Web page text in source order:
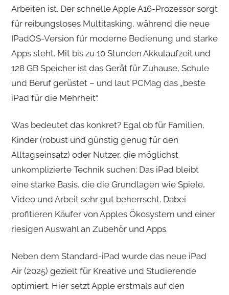
Arbeiten ist. Der schnelle Apple A16-Prozessor sorgt
für reibungsloses Multitasking, während die neue
IPadOS-Version für moderne Bedienung und starke
Apps steht. Mit bis zu 10 Stunden Akkulaufzeit und
128 GB Speicher ist das Gerät für Zuhause, Schule
und Beruf gerüstet – und laut PCMag das „beste
iPad für die Mehrheit“.​
Was bedeutet das konkret? Egal ob für Familien,
Kinder (robust und günstig genug für den
Alltagseinsatz) oder Nutzer, die möglichst
unkomplizierte Technik suchen: Das iPad bleibt
eine starke Basis, die die Grundlagen wie Spiele,
Video und Arbeit sehr gut beherrscht. Dabei
profitieren Käufer von Apples Ökosystem und einer
riesigen Auswahl an Zubehör und Apps.
Neben dem Standard-iPad wurde das neue iPad
Air (2025) gezielt für Kreative und Studierende
optimiert. Hier setzt Apple erstmals auf den